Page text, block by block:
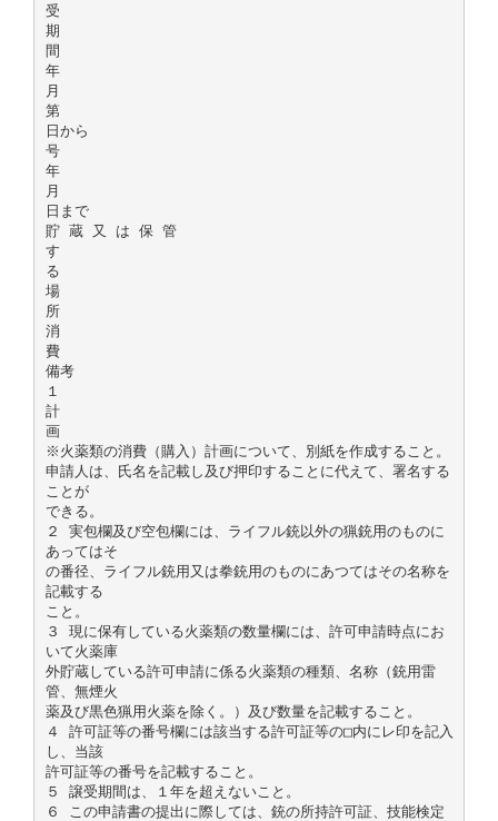
受
期
間
年
月
第
日から
号
年
月
日まで
貯 蔵 又 は 保 管
す
る
場
所
消
費
備考
１
計
画
※火薬類の消費（購入）計画について、別紙を作成すること。
申請人は、氏名を記載し及び押印することに代えて、署名する
ことが
できる。
２ 実包欄及び空包欄には、ライフル銃以外の猟銃用のものに
あってはそ
の番径、ライフル銃用又は拳銃用のものにあつてはその名称を
記載する
こと。
３ 現に保有している火薬類の数量欄には、許可申請時点にお
いて火薬庫
外貯蔵している許可申請に係る火薬類の種類、名称（銃用雷
管、無煙火
薬及び黒色猟用火薬を除く。）及び数量を記載すること。
４ 許可証等の番号欄には該当する許可証等の□内にレ印を記入
し、当該
許可証等の番号を記載すること。
５ 譲受期間は、１年を超えないこと。
６ この申請書の提出に際しては、銃の所持許可証、技能検定